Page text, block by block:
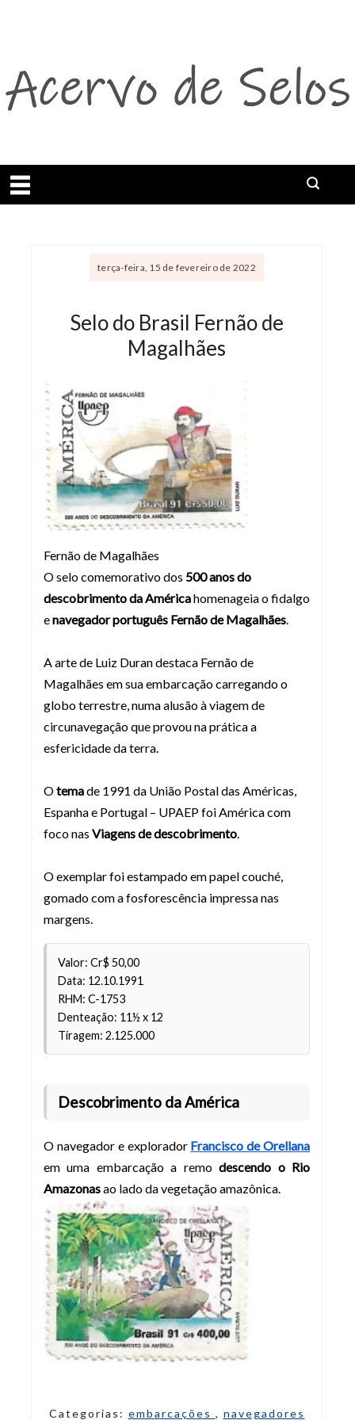
Abrir menu
terça-feira, 15 de fevereiro de 2022
Selo do Brasil Fernão de
Magalhães
Fernão de Magalhães
O selo comemorativo dos 500 anos do
descobrimento da Américahomenageia o fidalgo
enavegador português Fernão de Magalhães.
A arte de Luiz Duran destaca Fernão de
Magalhães em sua embarcação carregando o
globo terrestre, numa alusão à viagem de
circunavegação que provou na prática a
esfericidade da terra.
Otemade 1991 da União Postal das Américas,
Espanha e Portugal – UPAEP foi América com
foco nas Viagens de descobrimento.
O exemplar foi estampado em papel couché,
gomado com a fosforescência impressa nas
margens.
Valor: Cr$ 50,00
Data: 12.10.1991
RHM: C-1753
Denteação: 11½ x 12
Tiragem: 2.125.000
Descobrimento da América
O navegador e explorador Francisco de Orellana
em uma embarcação a remodescendo o Rio
Amazonasao lado da vegetação amazônica.
Categorias: embarcações , navegadores